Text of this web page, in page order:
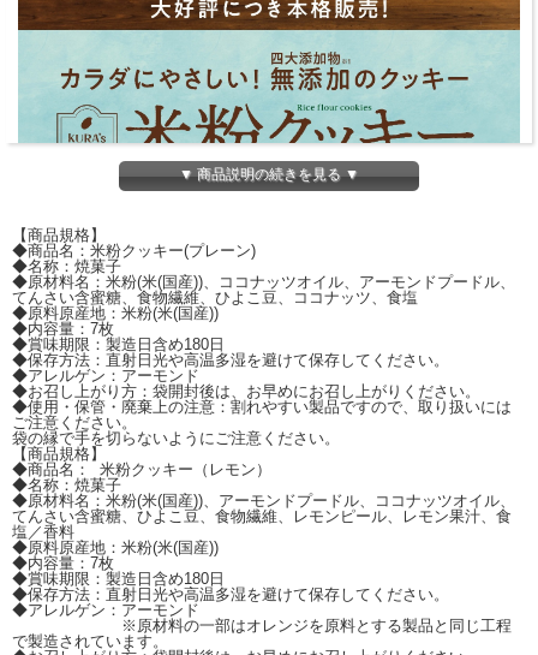
▼ 商品説明の続きを見る ▼
【商品規格】
◆商品名：米粉クッキー(プレーン)
◆名称：焼菓子
◆原材料名：米粉(米(国産))、ココナッツオイル、アーモンドプードル、
てんさい含蜜糖、食物繊維、ひよこ豆、ココナッツ、食塩
◆原料原産地：米粉(米(国産))
◆内容量：7枚
◆賞味期限：製造日含め180日
◆保存方法：直射日光や高温多湿を避けて保存してください。
◆アレルゲン：アーモンド
◆お召し上がり方：袋開封後は、お早めにお召し上がりください。
◆使用・保管・廃棄上の注意：割れやすい製品ですので、取り扱いには
ご注意ください。
袋の縁で手を切らないようにご注意ください。
【商品規格】
◆商品名： 米粉クッキー（レモン）
◆名称：焼菓子
◆原材料名：米粉(米(国産))、アーモンドプードル、ココナッツオイル、
てんさい含蜜糖、ひよこ豆、食物繊維、レモンピール、レモン果汁、食
塩／香料
◆原料原産地：米粉(米(国産))
◆内容量：7枚
◆賞味期限：製造日含め180日
◆保存方法：直射日光や高温多湿を避けて保存してください。
◆アレルゲン：アーモンド
※原材料の一部はオレンジを原料とする製品と同じ工程
で製造されています。